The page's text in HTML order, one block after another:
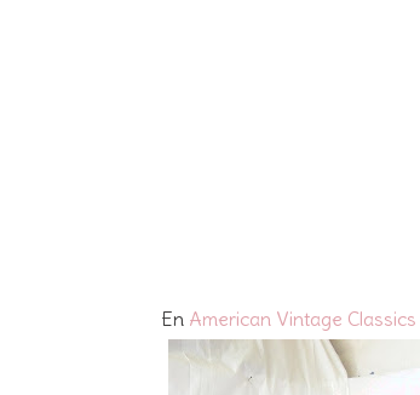
En American Vintage Classics